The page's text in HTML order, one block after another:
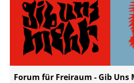
Forum für Freiraum - Gib Uns